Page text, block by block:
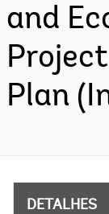
and
Plan
DETALHES